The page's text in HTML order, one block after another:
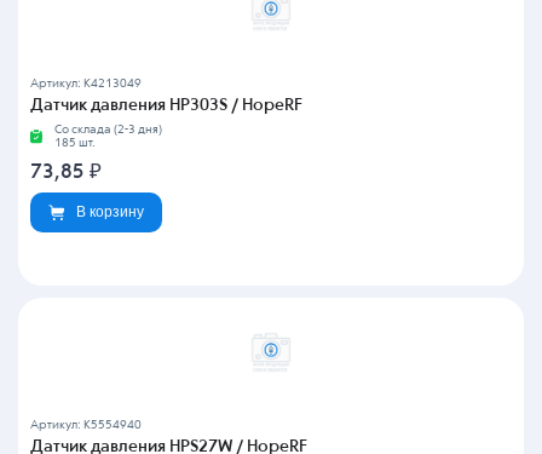
Артикул: K4213049
Датчик давления HP303S / HopeRF
Со склада (2-3 дня)
185 шт.
73,85 ₽
В корзину
Артикул: K5554940
Датчик давления HPS27W / HopeRF